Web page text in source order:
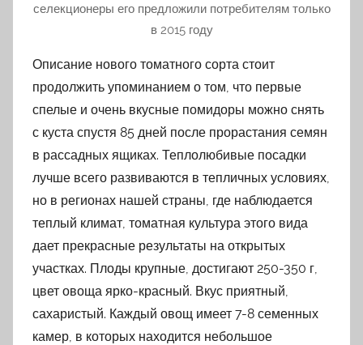
селекционеры его предложили потребителям только
в 2015 году
Описание нового томатного сорта стоит
продолжить упоминанием о том, что первые
спелые и очень вкусные помидоры можно снять
с куста спустя 85 дней после прорастания семян
в рассадных ящиках. Теплолюбивые посадки
лучше всего развиваются в тепличных условиях,
но в регионах нашей страны, где наблюдается
теплый климат, томатная культура этого вида
дает прекрасные результаты на открытых
участках. Плоды крупные, достигают 250-350 г,
цвет овоща ярко-красный. Вкус приятный,
сахаристый. Каждый овощ имеет 7-8 семенных
камер, в которых находится небольшое